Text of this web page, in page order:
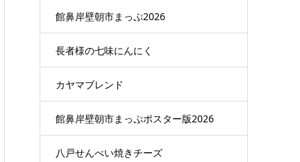
館鼻岸壁朝市まっぷ2026
長者様の七味にんにく
カヤマブレンド
館鼻岸壁朝市まっぷポスター版2026
八戸せんべい焼きチーズ